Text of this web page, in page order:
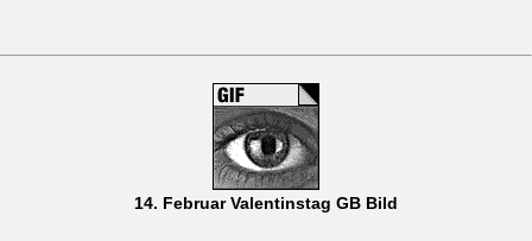
14. Februar Valentinstag GB Bild